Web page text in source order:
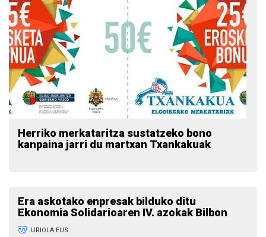
Herriko merkataritza sustatzeko bono
kanpaina jarri du martxan Txankakuak
Era askotako enpresak bilduko ditu
Ekonomia Solidarioaren IV. azokak Bilbon
URIOLA.EUS